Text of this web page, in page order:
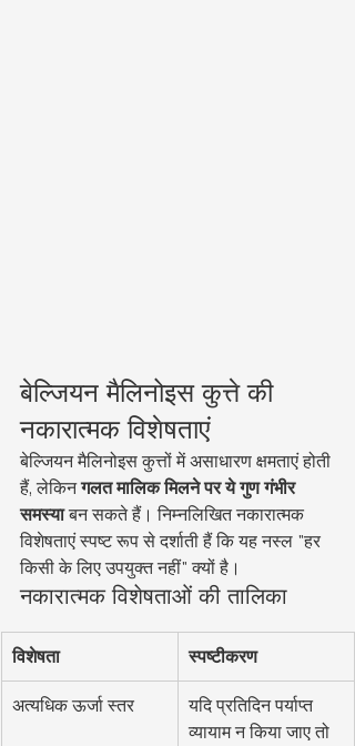
बेल्जियन मैलिनोइस कुत्ते की
नकारात्मक विशेषताएं
बेल्जियन मैलिनोइस कुत्तों में असाधारण क्षमताएं होती
हैं, लेकिन गलत मालिक मिलने पर ये गुण गंभीर
समस्या बन सकते हैं। निम्नलिखित नकारात्मक
विशेषताएं स्पष्ट रूप से दर्शाती हैं कि यह नस्ल "हर
किसी के लिए उपयुक्त नहीं" क्यों है।
नकारात्मक विशेषताओं की तालिका
विशेषता स्पष्टीकरण
अत्यधिक ऊर्जा स्तर
यदि प्रतिदिन पर्याप्त
व्यायाम न किया जाए तो